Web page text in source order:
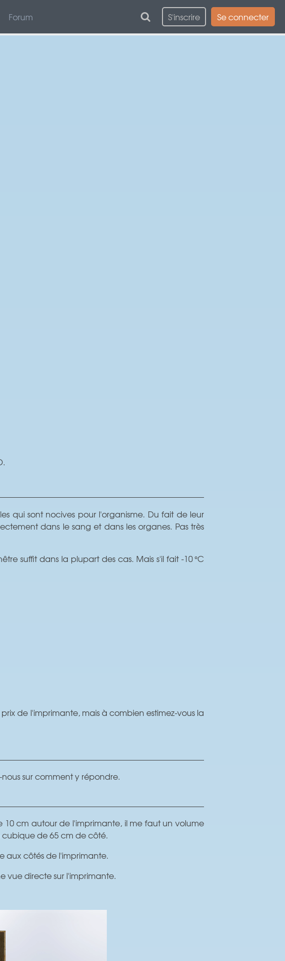
Forum S'inscrire Se connecter
qui sont nocives pour l'organisme. Du fait de leur
dans le sang et dans les organes. Pas très
suffit dans la plupart des cas. Mais s'il fait -10 °C
de l'imprimante, mais à combien estimez-vous la
sur comment y répondre.
10 cm autour de l'imprimante, il me faut un volume
cubique de 65 cm de côté.
aux côtés de l'imprimante.
vue directe sur l'imprimante.